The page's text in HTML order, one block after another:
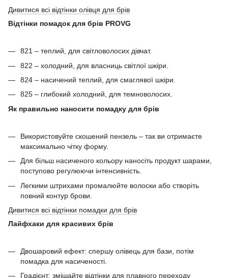
Дивитися всі відтінки олівця для брів
Відтінки помадок для брів PROVG
821 – теплий, для світловолосих дівчат.
822 – холодний, для власниць світлої шкіри.
824 – насичений теплий, для смаглявої шкіри.
825 – глибокий холодний, для темноволосих.
Як правильно наносити помадку для брів
Використовуйте скошений пензель – так ви отримаєте
максимально чітку форму.
Для більш насиченого кольору наносіть продукт шарами,
поступово регулюючи інтенсивність.
Легкими штрихами промалюйте волоски або створіть
повний контур брови.
Дивитися всі відтінки помадки для брів
Лайфхаки для красивих брів
Двошаровий ефект: спершу олівець для бази, потім
помадка для насиченості.
Градієнт: змішайте відтінки для плавного переходу